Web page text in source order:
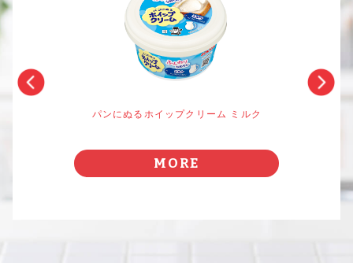
パンにぬるホイップクリーム ミルク
MORE